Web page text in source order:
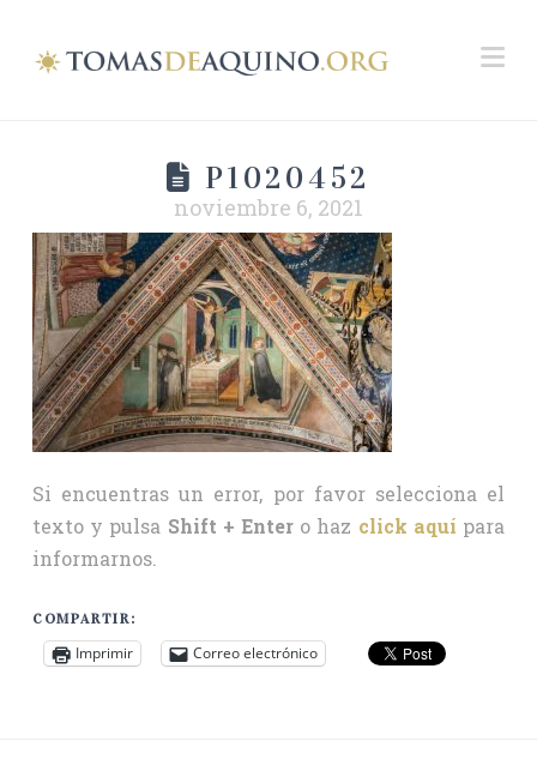
P1020452
noviembre 6, 2021
Si encuentras un error, por favor selecciona el
texto y pulsa Shift + Enter o haz click aquí para
informarnos.
COMPARTIR:
Imprimir Correo electrónico